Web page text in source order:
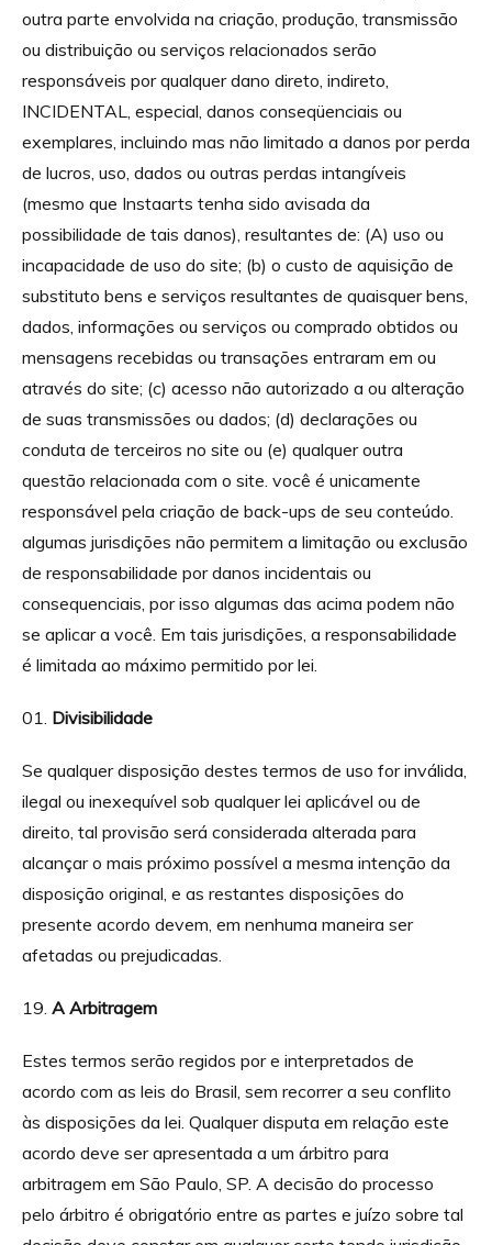
outra parte envolvida na criação, produção, transmissão
ou distribuição ou serviços relacionados serão
responsáveis por qualquer dano direto, indireto,
INCIDENTAL, especial, danos conseqüenciais ou
exemplares, incluindo mas não limitado a danos por perda
de lucros, uso, dados ou outras perdas intangíveis
(mesmo que Instaarts tenha sido avisada da
possibilidade de tais danos), resultantes de: (A) uso ou
incapacidade de uso do site; (b) o custo de aquisição de
substituto bens e serviços resultantes de quaisquer bens,
dados, informações ou serviços ou comprado obtidos ou
mensagens recebidas ou transações entraram em ou
através do site; (c) acesso não autorizado a ou alteração
de suas transmissões ou dados; (d) declarações ou
conduta de terceiros no site ou (e) qualquer outra
questão relacionada com o site. você é unicamente
responsável pela criação de back-ups de seu conteúdo.
algumas jurisdições não permitem a limitação ou exclusão
de responsabilidade por danos incidentais ou
consequenciais, por isso algumas das acima podem não
se aplicar a você. Em tais jurisdições, a responsabilidade
é limitada ao máximo permitido por lei.
Divisibilidade
Se qualquer disposição destes termos de uso for inválida,
ilegal ou inexequível sob qualquer lei aplicável ou de
direito, tal provisão será considerada alterada para
alcançar o mais próximo possível a mesma intenção da
disposição original, e as restantes disposições do
presente acordo devem, em nenhuma maneira ser
afetadas ou prejudicadas.
A Arbitragem
Estes termos serão regidos por e interpretados de
acordo com as leis do Brasil, sem recorrer a seu conflito
às disposições da lei. Qualquer disputa em relação este
acordo deve ser apresentada a um árbitro para
arbitragem em São Paulo, SP. A decisão do processo
pelo árbitro é obrigatório entre as partes e juízo sobre tal